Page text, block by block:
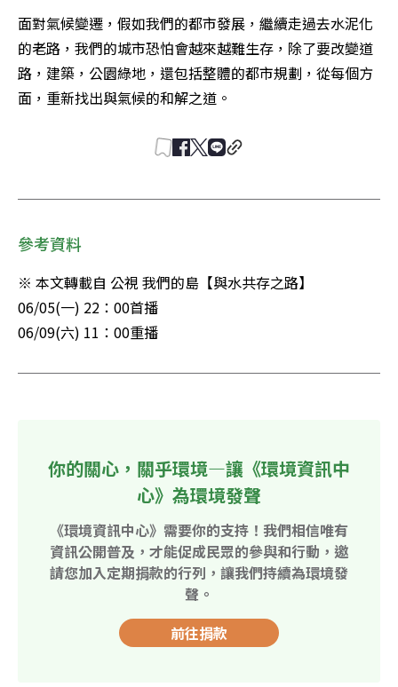
面對氣候變遷，假如我們的都市發展，繼續走過去水泥化
的老路，我們的城市恐怕會越來越難生存，除了要改變道
路，建築，公園綠地，還包括整體的都市規劃，從每個方
面，重新找出與氣候的和解之道。
參考資料
※ 本文轉載自 公視 我們的島【與水共存之路】
06/05(一) 22：00首播
06/09(六) 11：00重播
你的關心，關乎環境—讓《環境資訊中
心》為環境發聲
《環境資訊中心》需要你的支持！我們相信唯有
資訊公開普及，才能促成民眾的參與和行動，邀
請您加入定期捐款的行列，讓我們持續為環境發
聲。
前往捐款